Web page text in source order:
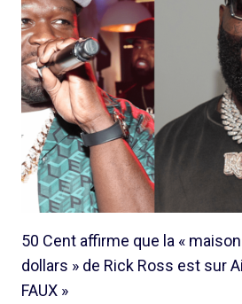
50 Cent affirme que la «
dollars » de Rick Ross est sur
FAUX »